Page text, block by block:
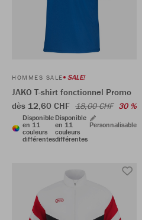
HOMMES SALE SALE!
JAKO T-shirt fonctionnel Promo
dès 12,60 CHF 18,00 CHF 30 %
Disponible
en 11
couleurs
différentes
Disponible
en 11
couleurs
différentes
Personnalisable